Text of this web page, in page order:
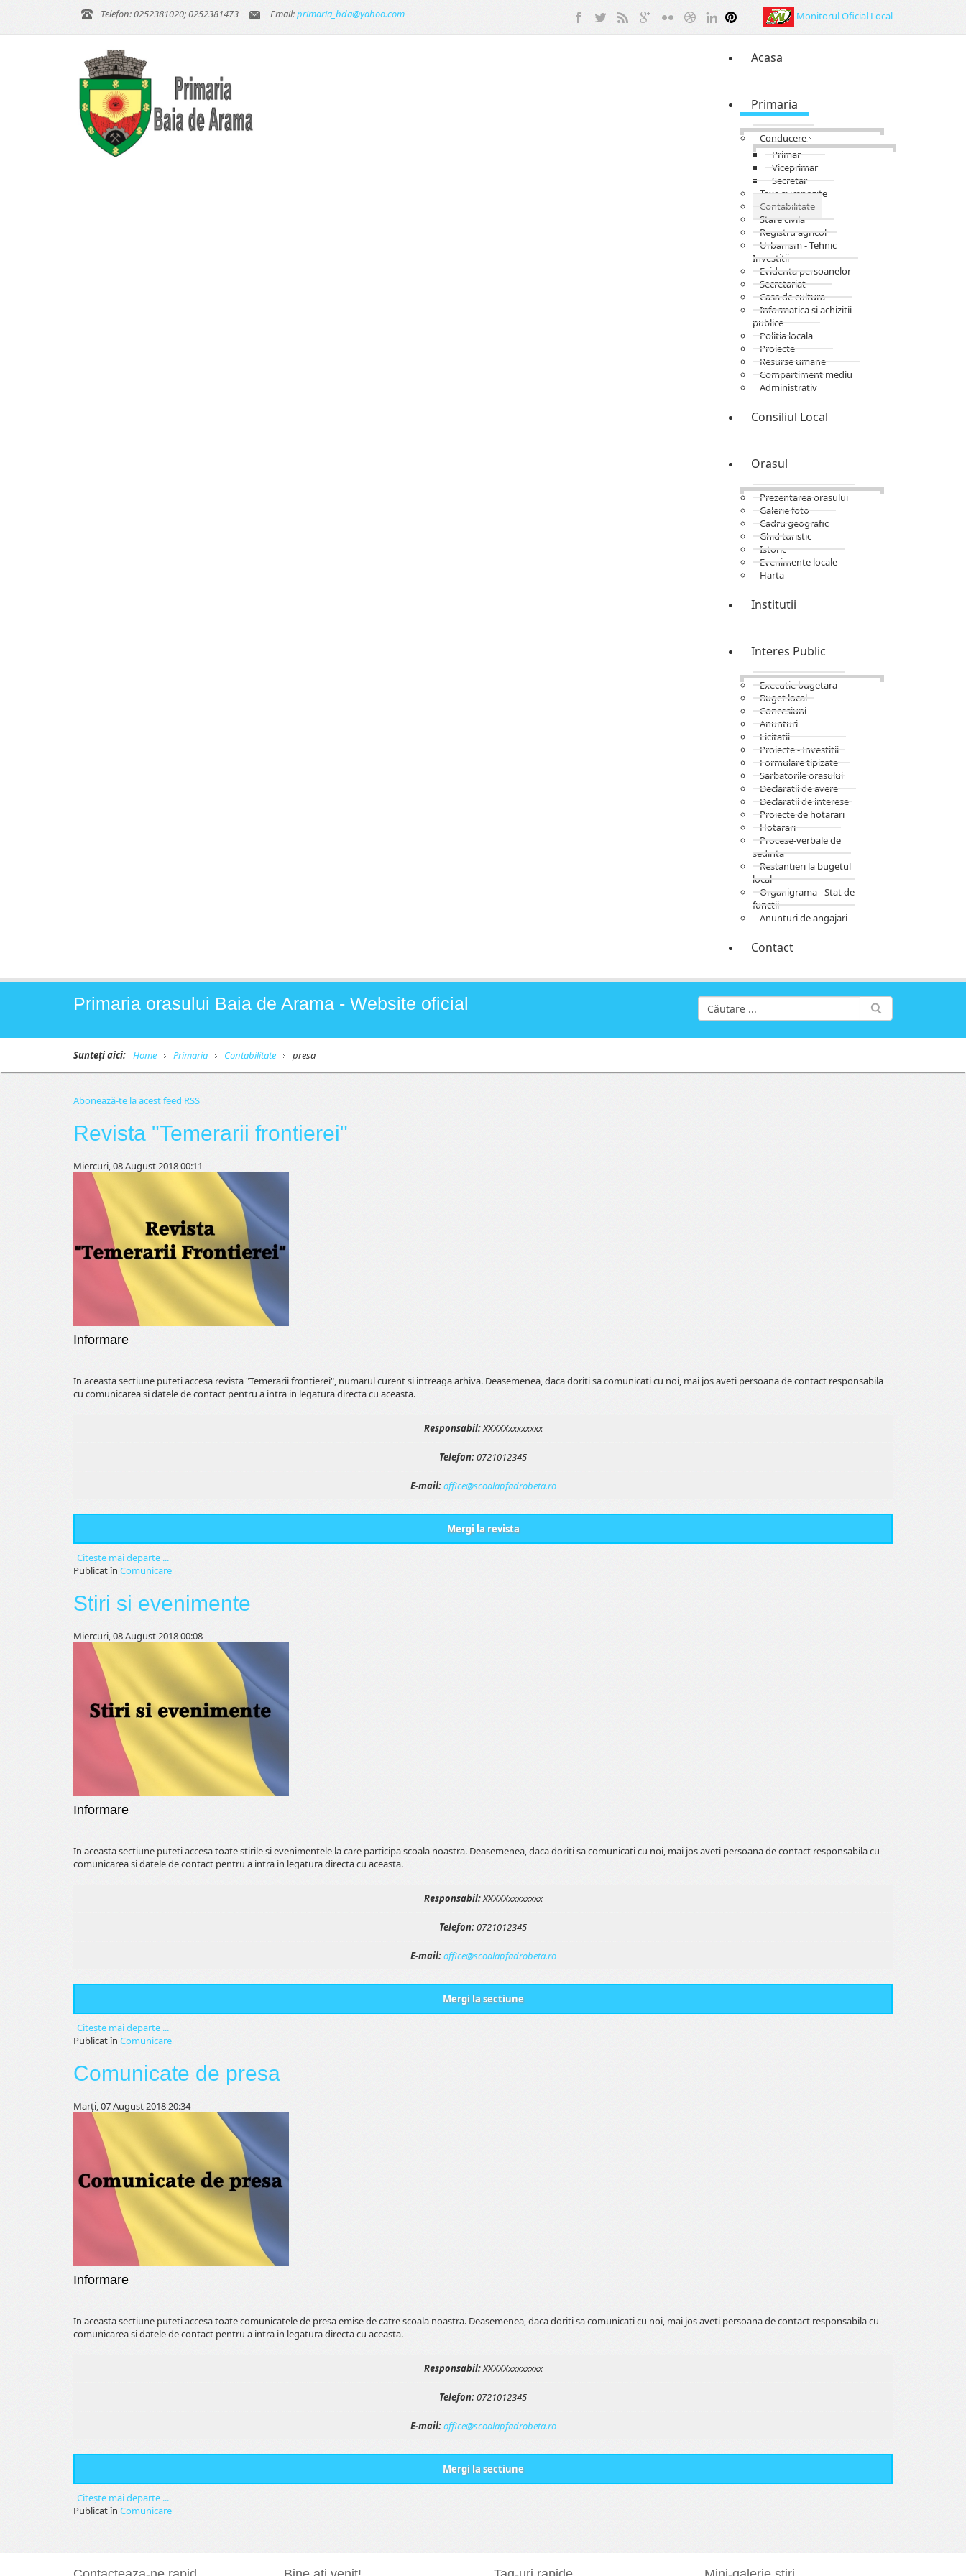
Telefon: 0252381020; 0252381473 Email:primaria_bda@yahoo.com Monitorul Oficial Local
Acasa
Primaria
Conducere
Primar
Viceprimar
Secretar
Taxe si impozite
Contabilitate
Stare civila
Registru agricol
Urbanism - Tehnic
Investitii
Evidenta persoanelor
Secretariat
Casa de cultura
Informatica si achizitii
publice
Politia locala
Proiecte
Resurse umane
Compartiment mediu
Administrativ
Consiliul Local
Orasul
Prezentarea orasului
Galerie foto
Cadru geografic
Ghid turistic
Istoric
Evenimente locale
Harta
Institutii
Interes Public
Executie bugetara
Buget local
Concesiuni
Anunturi
Licitatii
Proiecte - Investitii
Formulare tipizate
Sarbatorile orasului
Declaratii de avere
Declaratii de interese
Proiecte de hotarari
Hotarari
Procese-verbale de
sedinta
Restantieri la bugetul
local
Organigrama - Stat de
functii
Anunturi de angajari
Contact
Primaria orasului Baia de Arama - Website oficial
Sunteți aici: Home Primaria Contabilitate presa
Abonează-te la acest feed RSS
Revista "Temerarii frontierei"
Miercuri, 08 August 2018 00:11
Informare
In aceasta sectiune puteti accesa revista "Temerarii frontierei", numarul curent si intreaga arhiva. Deasemenea, daca doriti sa comunicati cu noi, mai jos aveti persoana de contact responsabila
cu comunicarea si datele de contact pentru a intra in legatura directa cu aceasta.
Responsabil:XXXXXxxxxxxxx
Telefon:0721012345
E-mail:office@scoalapfadrobeta.ro
Mergi la revista
Citeşte mai departe ...
Publicat în Comunicare
Stiri si evenimente
Miercuri, 08 August 2018 00:08
Informare
In aceasta sectiune puteti accesa toate stirile si evenimentele la care participa scoala noastra. Deasemenea, daca doriti sa comunicati cu noi, mai jos aveti persoana de contact responsabila cu
comunicarea si datele de contact pentru a intra in legatura directa cu aceasta.
Responsabil:XXXXXxxxxxxxx
Telefon:0721012345
E-mail:office@scoalapfadrobeta.ro
Mergi la sectiune
Citeşte mai departe ...
Publicat în Comunicare
Comunicate de presa
Marți, 07 August 2018 20:34
Informare
In aceasta sectiune puteti accesa toate comunicatele de presa emise de catre scoala noastra. Deasemenea, daca doriti sa comunicati cu noi, mai jos aveti persoana de contact responsabila cu
comunicarea si datele de contact pentru a intra in legatura directa cu aceasta.
Responsabil:XXXXXxxxxxxxx
Telefon:0721012345
E-mail:office@scoalapfadrobeta.ro
Mergi la sectiune
Citeşte mai departe ...
Publicat în Comunicare